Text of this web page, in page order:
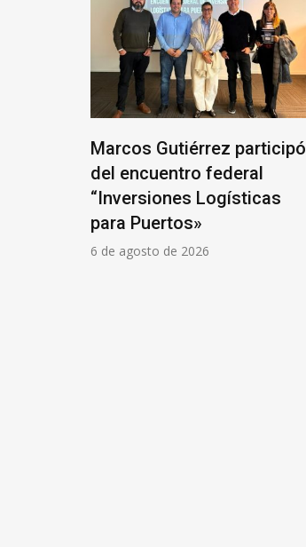
Marcos Gutiérrez participó
del encuentro federal
“Inversiones Logísticas
para Puertos»
6 de agosto de 2026